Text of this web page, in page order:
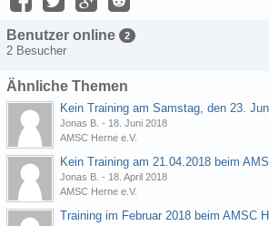
Benutzer online 2
2 Besucher
Ähnliche Themen
Jonas B. - 18. Juni 2018
AMSC Herne e.V.
Kein Training am 21.04.2018 beim
Jonas B. - 18. April 2018
AMSC Herne e.V.
Training im Februar 2018 beim AMSC